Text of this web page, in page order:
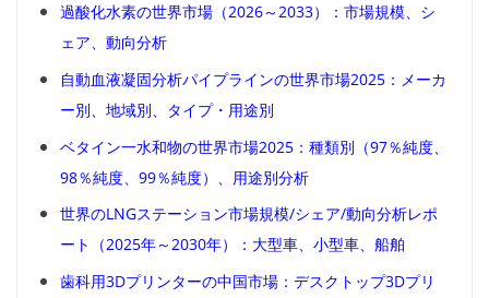
過酸化水素の世界市場（2026～2033）：市場規模、シ
ェア、動向分析
自動血液凝固分析パイプラインの世界市場2025：メーカ
ー別、地域別、タイプ・用途別
ベタイン一水和物の世界市場2025：種類別（97％純度、
98％純度、99％純度）、用途別分析
世界のLNGステーション市場規模/シェア/動向分析レポ
ート（2025年～2030年）：大型車、小型車、船舶
歯科用3Dプリンターの中国市場：デスクトップ3Dプリ